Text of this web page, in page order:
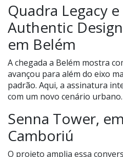
Quadra Legacy
Authentic
em Belém
A chegada a Belém mostra
avançou para além do eixo
padrão. Aqui, a assinatura
com um novo cenário urbano.
Senna Tower,
Camboriú
O projeto amplia essa